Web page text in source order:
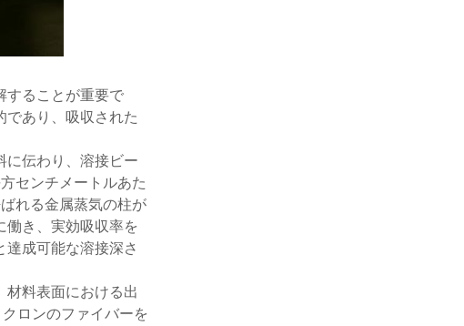
することが重要で
であり、吸収された
に伝わり、溶接ビー
センチメートルあた
れる金属蒸気の柱が
働き、実効吸収率を
成可能な溶接深さ
材料表面における出
ロンのファイバーを